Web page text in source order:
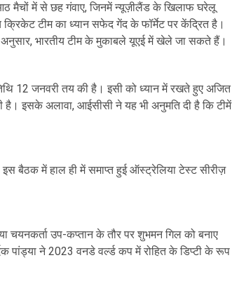
मैचों में से छह गंवाए, जिनमें न्यूज़ीलैंड के खिलाफ घरेलू
क्रिकेट टीम का ध्यान सफेद गेंद के फॉर्मेट पर केंद्रित है।
अनुसार, भारतीय टीम के मुकाबले यूएई में खेले जा सकते हैं।
12 जनवरी तय की है। इसी को ध्यान में रखते हुए अजित
इसके अलावा, आईसीसी ने यह भी अनुमति दी है कि टीमें
बैठक में हाल ही में समाप्त हुई ऑस्ट्रेलिया टेस्ट सीरीज़
चयनकर्ता उप-कप्तान के तौर पर शुभमन गिल को बनाए
पांड्या ने 2023 वनडे वर्ल्ड कप में रोहित के डिप्टी के रूप